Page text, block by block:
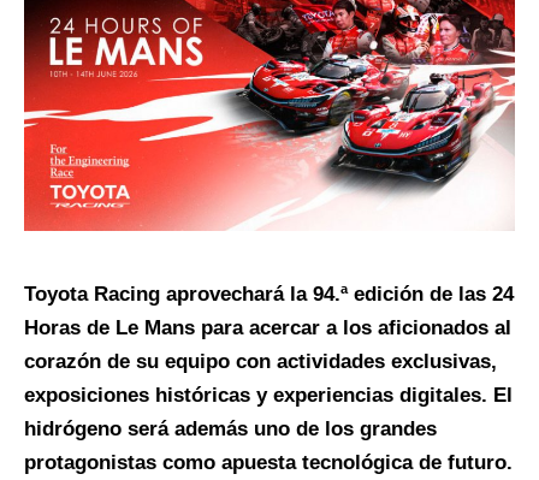
Toyota Racing aprovechará la 94.ª edición de las 24
Horas de Le Mans para acercar a los aficionados al
corazón de su equipo con actividades exclusivas,
exposiciones históricas y experiencias digitales. El
hidrógeno será además uno de los grandes
protagonistas como apuesta tecnológica de futuro.